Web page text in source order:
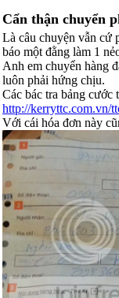
Cẩn thận chuyển
Là câu chuyện vẫn cứ
báo một đằng làm 1
Anh em chuyển hàng
luôn phải hứng chịu.
Các bác tra bảng cước
http://kerryttc.com.vn/
Với cái hóa đơn này